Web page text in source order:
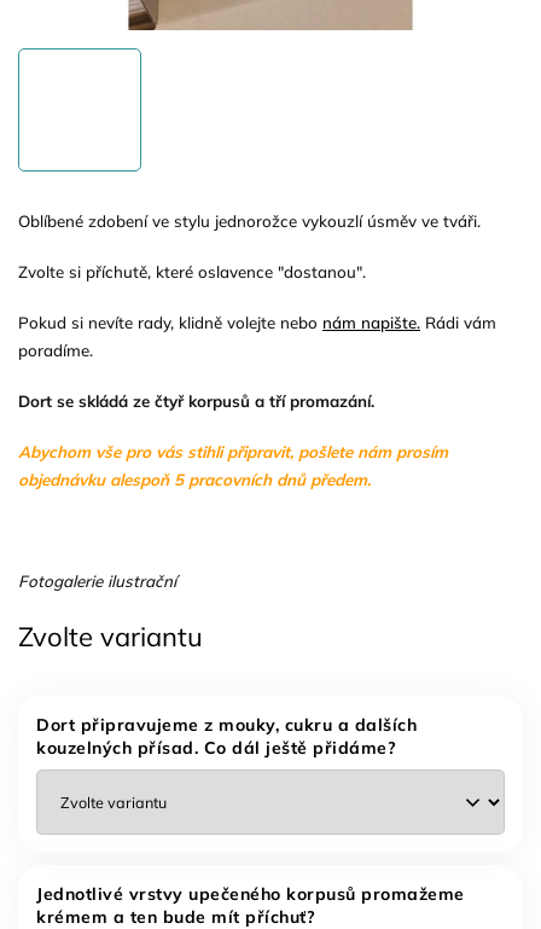
Zvolte variantu
Dort připravujeme z mouky, cukru a dalších
kouzelných přísad. Co dál ještě přidáme?
Jednotlivé vrstvy upečeného korpusů promažeme
krémem a ten bude mít příchuť?
Oblíbené zdobení ve stylu jednorožce vykouzlí úsměv ve tváři.
Zvolte si příchutě, které oslavence "dostanou".
Pokud si nevíte rady, klidně volejte nebo nám napište. Rádi vám
poradíme.
Dort se skládá ze čtyř korpusů a tří promazání.
Abychom vše pro vás stihli připravit, pošlete nám prosím
objednávku alespoň 5 pracovních dnů předem.
Fotogalerie ilustrační